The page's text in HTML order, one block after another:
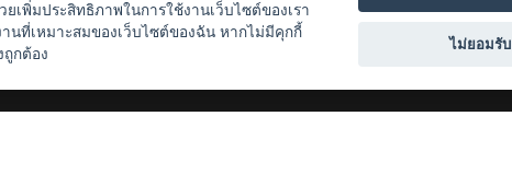
าง
เพิ่มประสิทธิภาพในการใช้งานเว็บไซต์ของเรา
นที่เหมาะสมของเว็บไซต์ของฉัน หากไม่มีคุกกี้
ถูกต้อง
ไม่ยอมรับ